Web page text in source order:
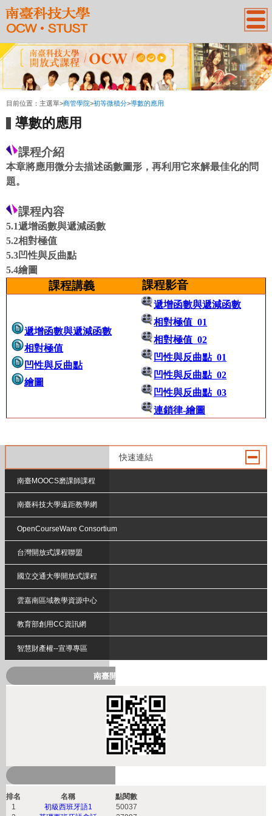
:::
目前位置： 主選單>商管學院>初等微積分>導數的應用
導數的應用
課程介紹
本章將應用微分去描述函數圖形，再利用它來解最佳化的問
題。
課程內容
5.1遞增函數與遞減函數
5.2相對極值
5.3凹性與反曲點
5.4繪圖
課程講義 課程影音
遞增函數與遞減函數
相對極值
凹性與反曲點
繪圖
遞增函數與遞減函數
相對極值_01
相對極值_02
凹性與反曲點_01
凹性與反曲點_02
凹性與反曲點_03
連鎖律-繪圖
快速連結
南臺MOOCS磨課師課程
南臺科技大學遠距教學網
OpenCourseWare Consortium
台灣開放式課程聯盟
國立交通大學開放式課程
雲嘉南區域教學資源中心
教育部創用CC資訊網
智慧財產權--宣導專區
南臺開放式課程QRcode
排名 名稱
點閱數
1
初級西班牙語1
50037